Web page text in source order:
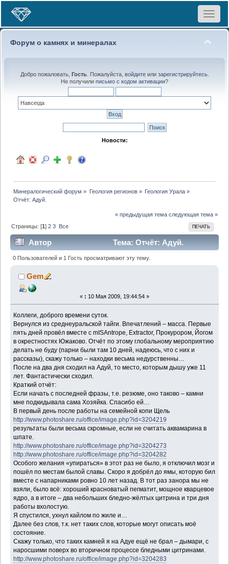
Toggle
Форум о камнях и минералах
Добро пожаловать, Гость. Пожалуйста, войдитеили зарегистрируйтесь.
Не получили письмо с кодом активации?
Новости:
Минералогический форум » Геология регионов» Геология Урала»
Отчёт: Адуй.
« предыдущая тема следующая тема »
ПЕЧАТЬ
Страницы: [1]2 3 Все
Автор
Тема: Отчёт: Адуй.
(Прочитано 12309 раз)
0 Пользователей и 1 Гость просматривают эту тему.
Gem
« : 10 Мая 2009, 19:44:54 »
Коллеги, доброго времени суток.
Вернулся из среднеуральской тайги. Впечатлений – масса. Первые
пять дней провёл вместе с mISAntrope, Extractor, Прокурором, Йогом
в окрестностях Южаково. Отчёт по этому глобальному мероприятию
делать не буду (парни были там 10 дней, надеюсь, что с них и
рассказы), скажу только – находки весьма недурственны…
После на два дня сходил на Адуй, то место, которым дышу уже 11
лет. Фантастически сходил.
Краткий отчёт:
Если начать с последней фразы, т.е. резюме, оно таково – камни
мне подкидывала сама Хозяйка. Спасибо ей…
В первый день после работы на семейной копи Щель
http://www.photoshare.ru/office/image.php?id=3204219
результаты были весьма скромные, если не считать аквамарина в
шпате.
http://www.photoshare.ru/office/image.php?id=3204273
http://www.photoshare.ru/office/image.php?id=3204282
Особого желания «упираться» в этот раз не было, я отключил мозг и
пошёл по местам былой славы. Скоро я добрёл до ямы, которую бил
вместе с напарниками ровно 10 лет назад. В тот раз занора мы не
взяли, было всё: хороший красноватый пегматит, мощное кварцевое
ядро, а в итоге – два небольших бледно-жёлтых цитрина и три дня
работы вхолостую.
Я спустился, ухнул кайлом по жиле и…
Далее без слов, т.к. нет таких слов, которые могут описать моё
состояние.
Скажу только, что таких камней я на Адуе ещё не брал – дымари, с
наросшими поверх во вторичном процессе бледными цитринами.
http://www.photoshare.ru/office/image.php?id=3204283